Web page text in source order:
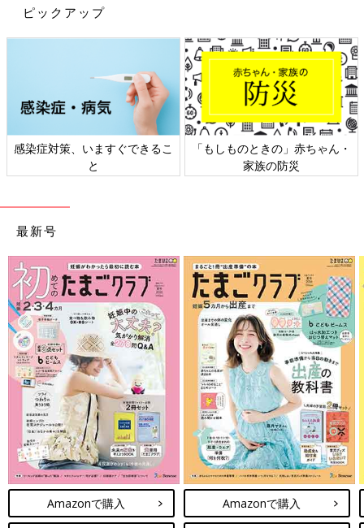
ピックアップ
日本外来小児科学会リーフレッ
ト検討会
六星占術 細木かおりさんの人生
相談
最新号
Amazonで購入 Amazonで購入